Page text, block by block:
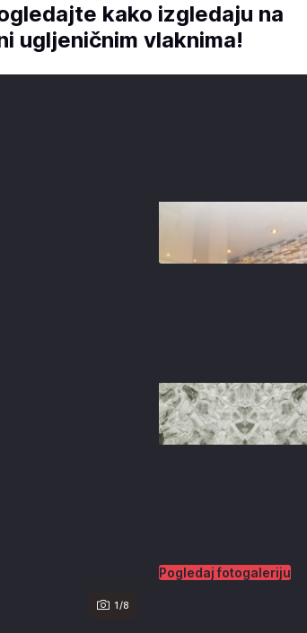
kako izgledaju na
ugljeničnim vlaknima!
1/8
Pogledaj fotogaleriju